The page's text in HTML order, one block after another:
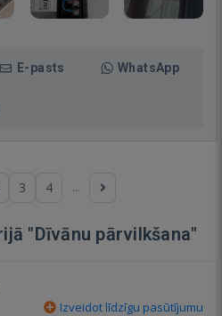
E-pasts WhatsApp
3 4 ...
"Dīvānu pārvilkšana"
Izveidot līdzīgu pasūtījumu